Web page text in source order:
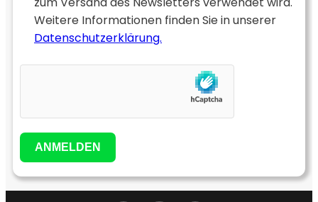
Weitere Informationen finden Sie in unserer
Datenschutzerklärung.
ANMELDEN